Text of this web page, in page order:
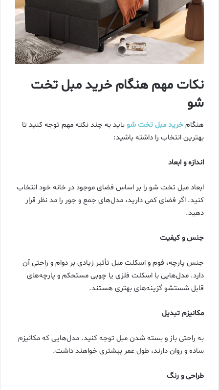
نکات مهم هنگام خرید مبل تخت
شو
هنگامخرید مبل تخت شوباید به چند نکته مهم توجه کنید تا
بهترین انتخاب را داشته باشید:
اندازه و ابعاد
ابعاد مبل تخت شو را بر اساس فضای موجود در خانه خود انتخاب
کنید. اگر فضای کمی دارید، مدل‌های جمع و جور را مد نظر قرار
دهید.
جنس و کیفیت
جنس پارچه، فوم و اسکلت مبل تأثیر زیادی بر دوام و راحتی آن
دارد. مدل‌هایی با اسکلت فلزی یا چوبی مستحکم و پارچه‌های
قابل شستشو گزینه‌های بهتری هستند.
مکانیزم تبدیل
به راحتی باز و بسته شدن مبل توجه کنید. مدل‌هایی که مکانیزم
ساده و روان دارند، طول عمر بیشتری خواهند داشت.
طراحی و رنگ